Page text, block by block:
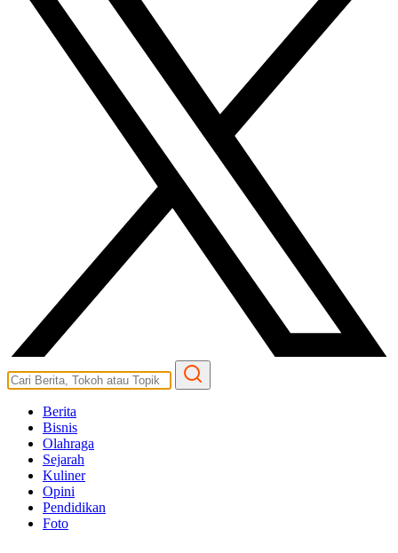
Berita
Bisnis
Olahraga
Sejarah
Kuliner
Opini
Pendidikan
Foto